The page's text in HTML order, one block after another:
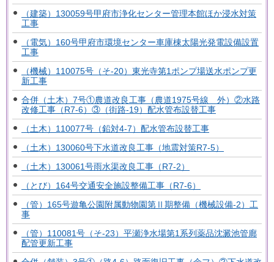
（建築）130059号甲府市浄化センター管理本館ほか浸水対策
工事
（電気）160号甲府市環境センター車庫棟太陽光発電設備設置
工事
（機械）110075号（そ-20）東光寺第1ポンプ場送水ポンプ更
新工事
合併（土木）7号①農道改良工事（農道1975号線 外）②水路
改修工事（R7-6）③（街路-19）配水管布設替工事
（土木）110077号（鉛対4-7）配水管布設替工事
（土木）130060号下水道改良工事（地震対策R7-5）
（土木）130061号雨水渠改良工事（R7-2）
（とび）164号交通安全施設整備工事（R7-6）
（管）165号遊亀公園附属動物園第Ⅱ期整備（機械設備-2）工
事
（管）110081号（そ-23）平瀬浄水場第1系列薬品沈澱池管廊
配管更新工事